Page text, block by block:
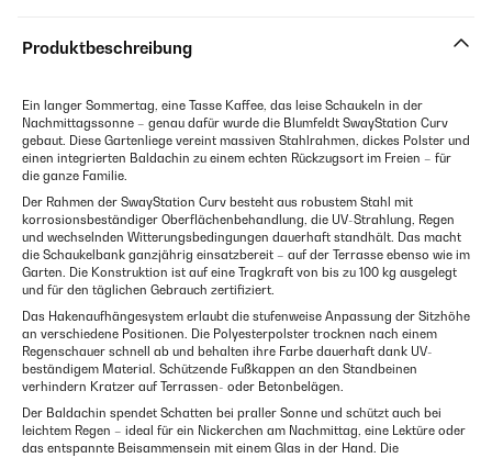
Produktbeschreibung
Ein langer Sommertag, eine Tasse Kaffee, das leise Schaukeln in der
Nachmittagssonne – genau dafür wurde die Blumfeldt SwayStation Curv
gebaut. Diese Gartenliege vereint massiven Stahlrahmen, dickes Polster und
einen integrierten Baldachin zu einem echten Rückzugsort im Freien – für
die ganze Familie.
Der Rahmen der SwayStation Curv besteht aus robustem Stahl mit
korrosionsbeständiger Oberflächenbehandlung, die UV-Strahlung, Regen
und wechselnden Witterungsbedingungen dauerhaft standhält. Das macht
die Schaukelbank ganzjährig einsatzbereit – auf der Terrasse ebenso wie im
Garten. Die Konstruktion ist auf eine Tragkraft von bis zu 100 kg ausgelegt
und für den täglichen Gebrauch zertifiziert.
Das Hakenaufhängesystem erlaubt die stufenweise Anpassung der Sitzhöhe
an verschiedene Positionen. Die Polyesterpolster trocknen nach einem
Regenschauer schnell ab und behalten ihre Farbe dauerhaft dank UV-
beständigem Material. Schützende Fußkappen an den Standbeinen
verhindern Kratzer auf Terrassen- oder Betonbelägen.
Der Baldachin spendet Schatten bei praller Sonne und schützt auch bei
leichtem Regen – ideal für ein Nickerchen am Nachmittag, eine Lektüre oder
das entspannte Beisammensein mit einem Glas in der Hand. Die